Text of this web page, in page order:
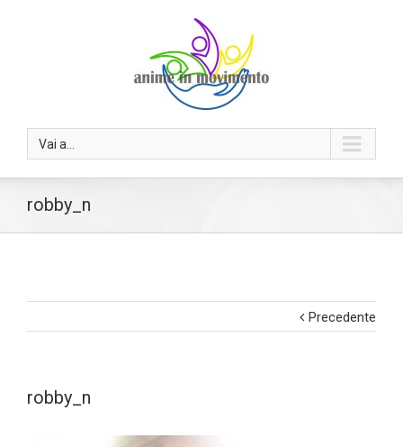
Vai a...
robby_n
Precedente
robby_n